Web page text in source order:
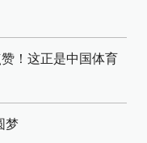
赞！这正是中国体育
梦